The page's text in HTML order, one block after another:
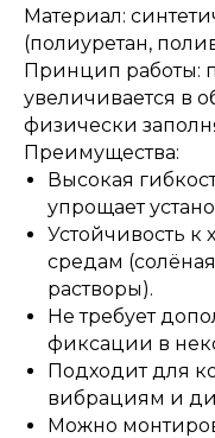
Материал:
(полиуретан,
Принцип работы:
увеличивается в
физически
Преимущества:
Высокая
упрощает
Устойчивость
средам
растворы).
Не требует
фиксации в
Подходит для
вибрациям и
Можно